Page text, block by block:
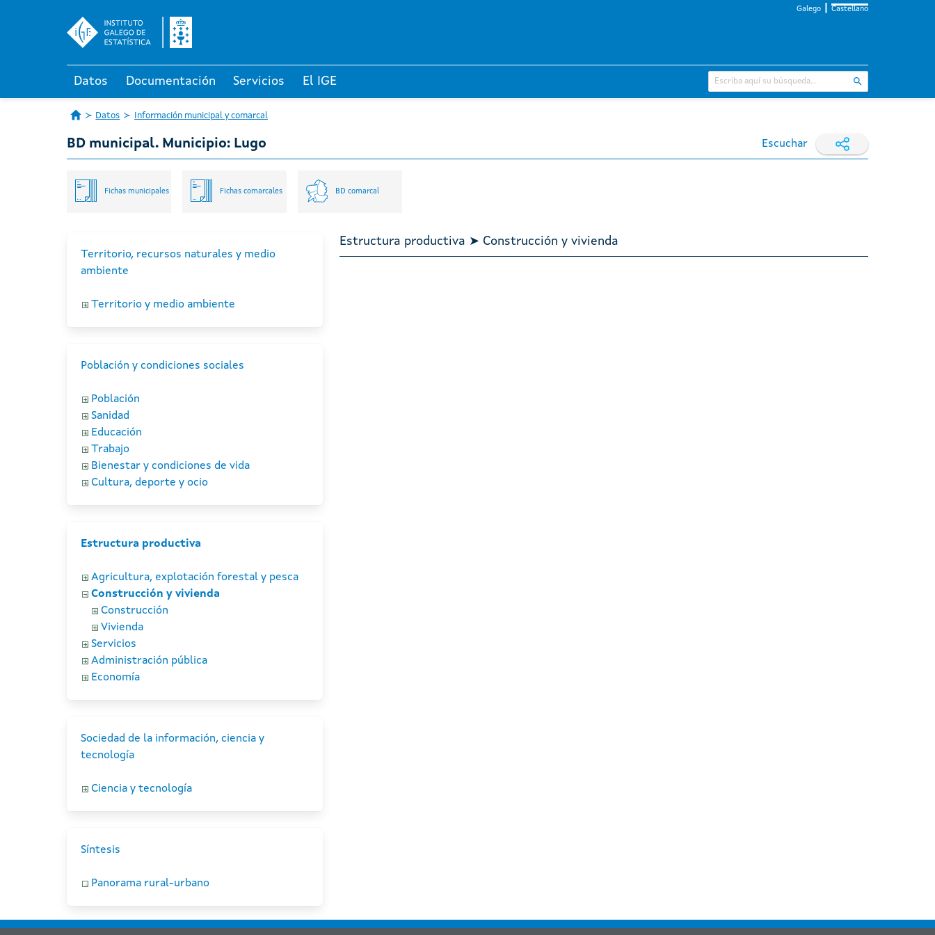
Galego Castellano
Datos Documentación Servicios El IGE
Datos Información municipal y comarcal
BD municipal. Municipio: Lugo Escuchar
Fichas municipales Fichas comarcales BD comarcal
Territorio, recursos naturales y medio
ambiente
Territorio y medio ambiente
Población y condiciones sociales
Población
Sanidad
Educación
Trabajo
Bienestar y condiciones de vida
Cultura, deporte y ocio
Estructura productiva
Agricultura, explotación forestal y pesca
Construcción y vivienda
Construcción
Vivienda
Servicios
Administración pública
Economía
Sociedad de la información, ciencia y
tecnología
Ciencia y tecnología
Síntesis
Panorama rural-urbano
Estructura productiva ➤ Construcción y vivienda